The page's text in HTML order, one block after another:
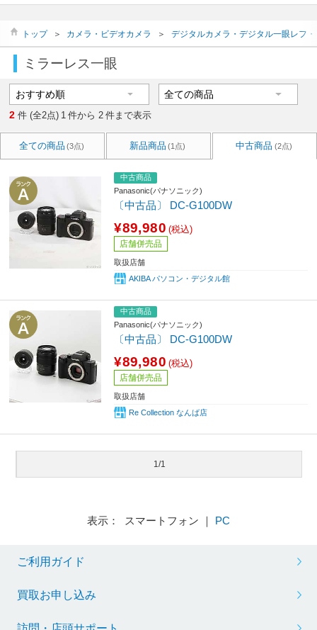
トップ ＞ カメラ・ビデオカメラ ＞ デジタルカメラ・デジタル一眼レフ
ミラーレス一眼
2 件 (全2点) 1 件から 2 件まで表示
全ての商品 (3点) 新品商品 (1点) 中古商品 (2点)
中古商品
Panasonic(パナソニック)
〔中古品〕 DC-G100DW
¥89,980 (税込)
店舗併売品
取扱店舗
AKIBA パソコン・デジタル館
中古商品
Panasonic(パナソニック)
〔中古品〕 DC-G100DW
¥89,980 (税込)
店舗併売品
取扱店舗
Re Collection なんば店
1/1
表示： スマートフォン ｜ PC
ご利用ガイド
買取お申し込み